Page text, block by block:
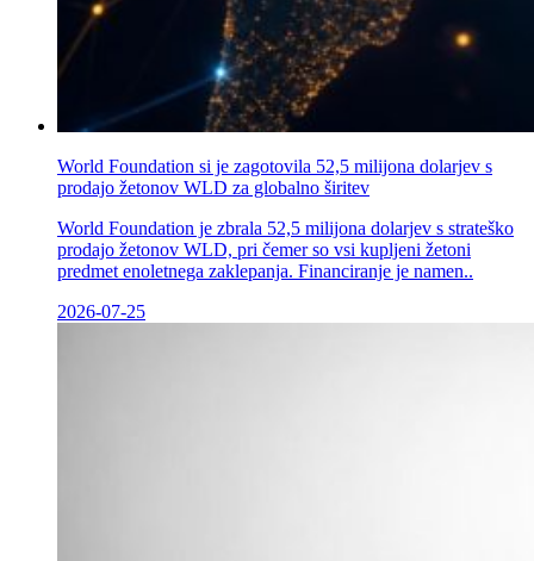
World Foundation si je zagotovila 52,5 milijona dolarjev s
prodajo žetonov WLD za globalno širitev
World Foundation je zbrala 52,5 milijona dolarjev s strateško
prodajo žetonov WLD, pri čemer so vsi kupljeni žetoni
predmet enoletnega zaklepanja. Financiranje je namen..
2026-07-25